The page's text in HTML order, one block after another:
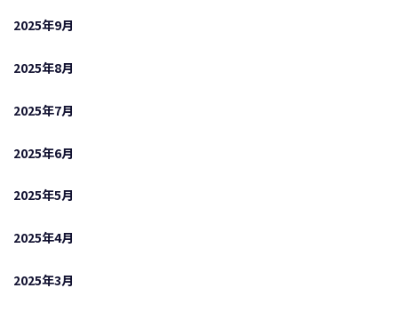
2025年9月
2025年8月
2025年7月
2025年6月
2025年5月
2025年4月
2025年3月